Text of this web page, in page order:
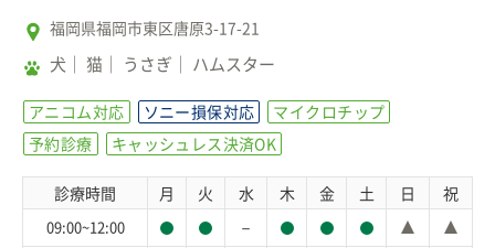
福岡県福岡市東区唐原3-17-21
犬 猫 うさぎ ハムスター
アニコム対応 ソニー損保対応
マイクロチップ
予約診療
キャッシュレス決済OK
診療時間 月 火 水 木 金 土 日 祝
09:00~12:00 －